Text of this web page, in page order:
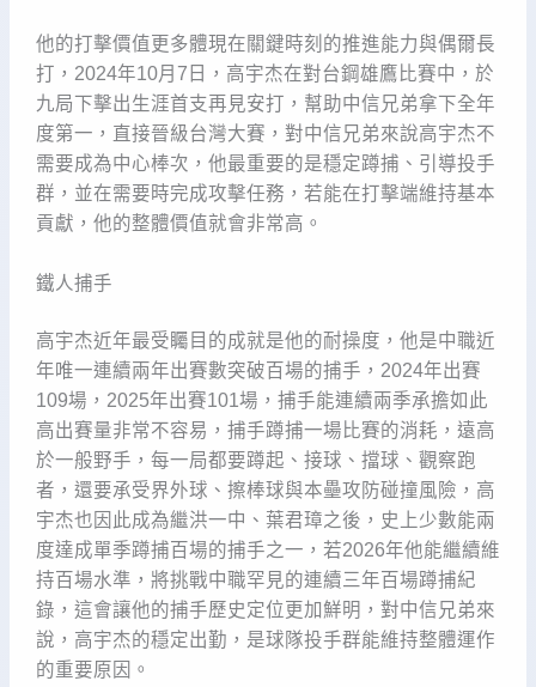
他的打擊價值更多體現在關鍵時刻的推進能力與偶爾長
打，2024年10月7日，高宇杰在對台鋼雄鷹比賽中，於
九局下擊出生涯首支再見安打，幫助中信兄弟拿下全年
度第一，直接晉級台灣大賽，對中信兄弟來說高宇杰不
需要成為中心棒次，他最重要的是穩定蹲捕、引導投手
群，並在需要時完成攻擊任務，若能在打擊端維持基本
貢獻，他的整體價值就會非常高。
鐵人捕手
高宇杰近年最受矚目的成就是他的耐操度，他是中職近
年唯一連續兩年出賽數突破百場的捕手，2024年出賽
109場，2025年出賽101場，捕手能連續兩季承擔如此
高出賽量非常不容易，捕手蹲捕一場比賽的消耗，遠高
於一般野手，每一局都要蹲起、接球、擋球、觀察跑
者，還要承受界外球、擦棒球與本壘攻防碰撞風險，高
宇杰也因此成為繼洪一中、葉君璋之後，史上少數能兩
度達成單季蹲捕百場的捕手之一，若2026年他能繼續維
持百場水準，將挑戰中職罕見的連續三年百場蹲捕紀
錄，這會讓他的捕手歷史定位更加鮮明，對中信兄弟來
說，高宇杰的穩定出勤，是球隊投手群能維持整體運作
的重要原因。